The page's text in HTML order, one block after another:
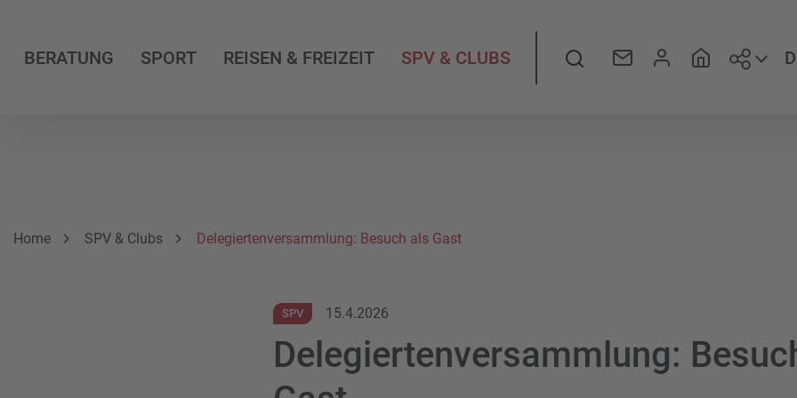
BERATUNG SPORT REISEN & FREIZEIT SPV & CLUBS Suche
Breadcrumbnavigation
Sie befinden sich hier:
Home SPV & Clubs Delegiertenversammlung: Besuch als Gast
SPV 15.4.2026
Delegiertenversammlung: